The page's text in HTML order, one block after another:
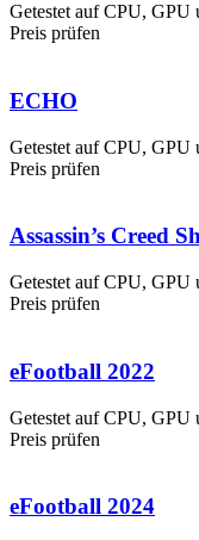
Getestet auf CPU,
Preis prüfen
ECHO
Getestet auf CPU,
Preis prüfen
Assassin’s Creed
Getestet auf CPU,
Preis prüfen
eFootball 2022
Getestet auf CPU,
Preis prüfen
eFootball 2024